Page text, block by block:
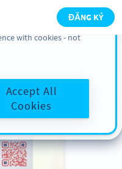
ĐĂNG KÝ
QR Code use
cookies, our
Cookie Policyand
with cookies - not
Accept All
Cookies